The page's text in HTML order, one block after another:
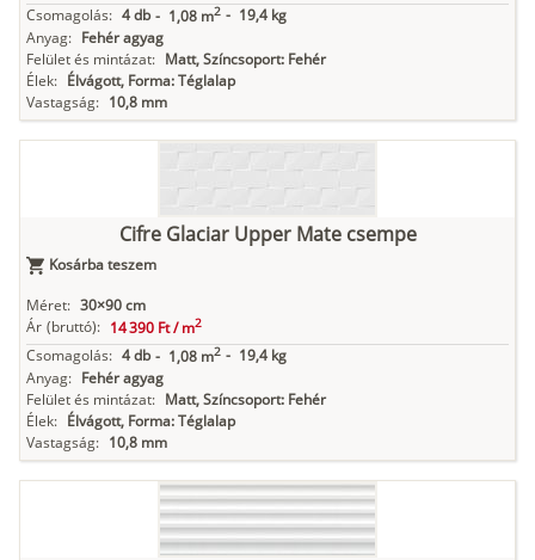
Csomagolás: 4 db - 1,08 m2 - 19,4 kg
Anyag: Fehér agyag
Felület és mintázat: Matt, Színcsoport: Fehér
Élek: Élvágott, Forma: Téglalap
Vastagság: 10,8 mm
Cifre Glaciar Upper Mate csempe
Kosárba teszem
Méret: 30×90 cm
Ár (bruttó): 14 390 Ft /m2
Csomagolás: 4 db - 1,08 m2 - 19,4 kg
Anyag: Fehér agyag
Felület és mintázat: Matt, Színcsoport: Fehér
Élek: Élvágott, Forma: Téglalap
Vastagság: 10,8 mm